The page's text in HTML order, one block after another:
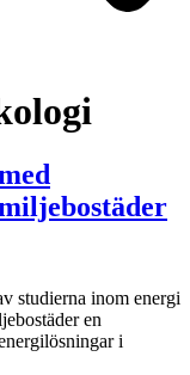
studierna inom energi
en
i